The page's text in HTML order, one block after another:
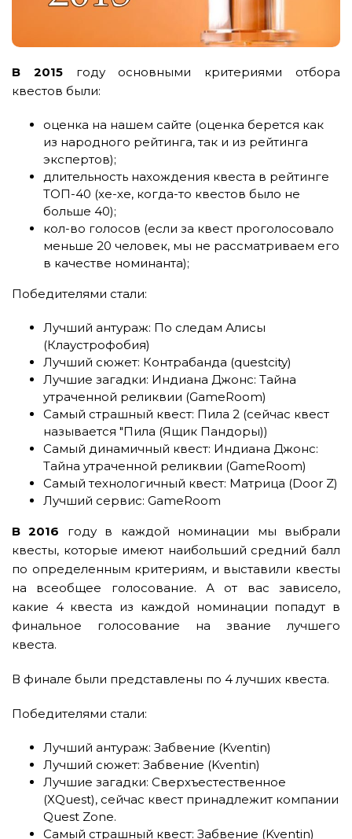
В 2015 году основными критериями отбора
квестов были:
оценка на нашем сайте (оценка берется как
из народного рейтинга, так и из рейтинга
экспертов);
длительность нахождения квеста в рейтинге
ТОП-40 (хе-хе, когда-то квестов было не
больше 40);
кол-во голосов (если за квест проголосовало
меньше 20 человек, мы не рассматриваем его
в качестве номинанта);
Победителями стали:
Лучший антураж: По следам Алисы
(Клаустрофобия)
Лучший сюжет: Контрабанда (questcity)
Лучшие загадки: Индиана Джонс: Тайна
утраченной реликвии (GameRoom)
Самый страшный квест: Пила 2 (сейчас квест
называется "Пила (Ящик Пандоры))
Самый динамичный квест: Индиана Джонс:
Тайна утраченной реликвии (GameRoom)
Самый технологичный квест: Матрица (Door Z)
Лучший сервис: GameRoom
В 2016 году в каждой номинации мы выбрали
квесты, которые имеют наибольший средний балл
по определенным критериям, и выставили квесты
на всеобщее голосование. А от вас зависело,
какие 4 квеста из каждой номинации попадут в
финальное голосование на звание лучшего
квеста.
В финале были представлены по 4 лучших квеста.
Победителями стали:
Лучший антураж: Забвение (Kventin)
Лучший сюжет: Забвение (Kventin)
Лучшие загадки: Сверхъестественное
(XQuest), сейчас квест принадлежит компании
Quest Zone.
Самый страшный квест: Забвение (Kventin)